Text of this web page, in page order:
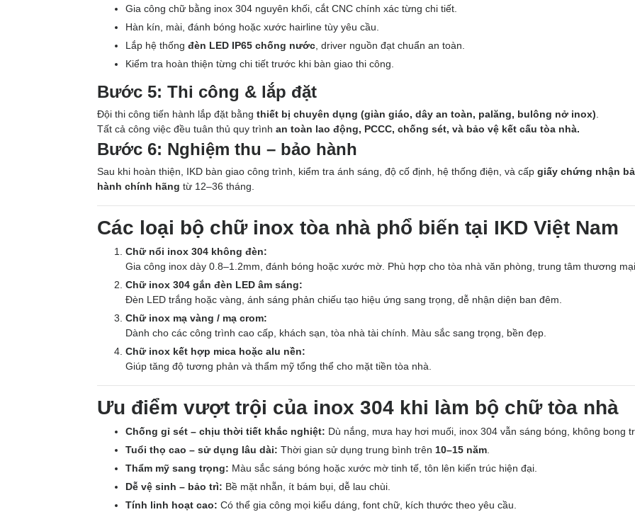
Gia công chữ bằng inox 304 nguyên khối, cắt CNC chính xác từng chi tiết.
Hàn kín, mài, đánh bóng hoặc xước hairline tùy yêu cầu.
Lắp hệ thống đèn LED IP65 chống nước , driver nguồn đạt chuẩn an toàn.
Kiểm tra hoàn thiện từng chi tiết trước khi bàn giao thi công.
Bước 5: Thi công & lắp đặt
Đội thi công tiến hành lắp đặt bằng thiết bị chuyên dụng (giàn giáo, dây an toàn, palăng, bulông nở inox)
Tất cả công việc đều tuân thủ quy trình an toàn lao động, PCCC, chống sét, và bảo vệ kết cấu tòa nhà.
Bước 6: Nghiệm thu – bảo hành
Sau khi hoàn thiện, IKD bàn giao công trình, kiểm tra ánh sáng, độ cố định, hệ thống điện, và cấp giấy chứng nhận
hành chính hãng từ 12–36 tháng.
Các loại bộ chữ inox tòa nhà phổ biến tại IKD Việt Nam
Chữ nổi inox 304 không đèn:
Gia công inox dày 0.8–1.2mm, đánh bóng hoặc xước mờ. Phù hợp cho tòa nhà văn phòng, trung tâm thương
Chữ inox 304 gắn đèn LED âm sáng:
Đèn LED trắng hoặc vàng, ánh sáng phản chiếu tạo hiệu ứng sang trọng, dễ nhận diện ban đêm.
Chữ inox mạ vàng / mạ crom:
Dành cho các công trình cao cấp, khách sạn, tòa nhà tài chính. Màu sắc sang trọng, bền đẹp.
Chữ inox kết hợp mica hoặc alu nền:
Giúp tăng độ tương phản và thẩm mỹ tổng thể cho mặt tiền tòa nhà.
Ưu điểm vượt trội của inox 304 khi làm bộ chữ tòa nhà
Chống gỉ sét – chịu thời tiết khắc nghiệt: Dù nắng, mưa hay hơi muối, inox 304 vẫn sáng bóng, không bong
Tuổi thọ cao – sử dụng lâu dài: Thời gian sử dụng trung bình trên 10–15 năm
Thẩm mỹ sang trọng: Màu sắc sáng bóng hoặc xước mờ tinh tế, tôn lên kiến trúc hiện đại.
Dễ vệ sinh – bảo trì: Bề mặt nhẵn, ít bám bụi, dễ lau chùi.
Tính linh hoạt cao: Có thể gia công mọi kiểu dáng, font chữ, kích thước theo yêu cầu.